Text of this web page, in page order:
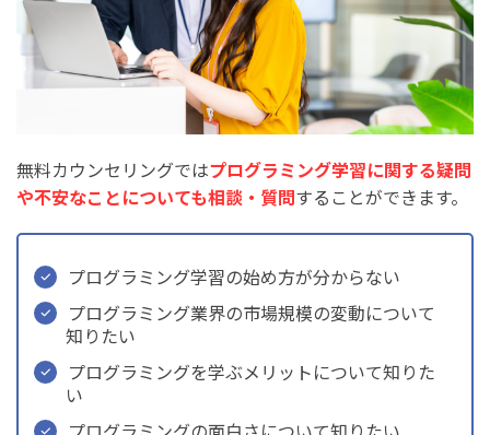
無料カウンセリングではプログラミング学習に関する疑問
や不安なことについても相談・質問することができます。
プログラミング学習の始め方が分からない
プログラミング業界の市場規模の変動について
知りたい
プログラミングを学ぶメリットについて知りた
い